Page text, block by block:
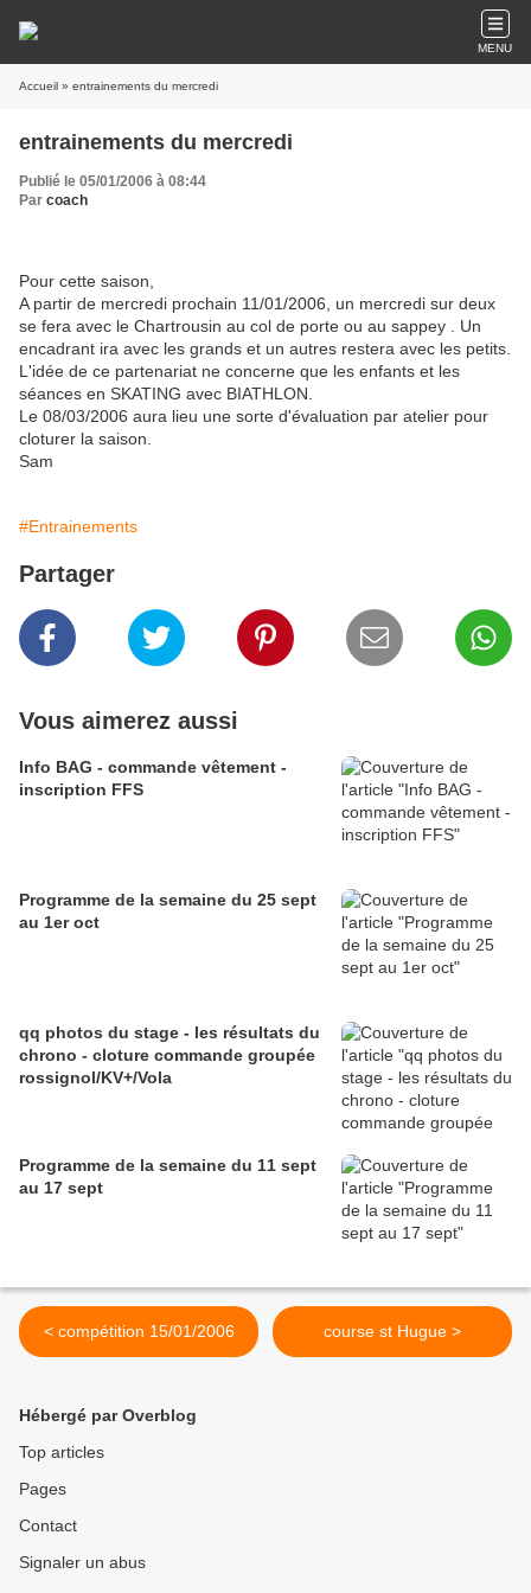
MENU
Accueil » entrainements du mercredi
entrainements du mercredi
Publié le 05/01/2006 à 08:44
Par coach
Pour cette saison,
A partir de mercredi prochain 11/01/2006, un mercredi sur deux
se fera avec le Chartrousin au col de porte ou au sappey . Un
encadrant ira avec les grands et un autres restera avec les petits.
L'idée de ce partenariat ne concerne que les enfants et les
séances en SKATING avec BIATHLON.
Le 08/03/2006 aura lieu une sorte d'évaluation par atelier pour
cloturer la saison.
Sam
#Entrainements
Partager
Vous aimerez aussi
Info BAG - commande vêtement -
inscription FFS
Programme de la semaine du 25 sept
au 1er oct
qq photos du stage - les résultats du
chrono - cloture commande groupée
rossignol/KV+/Vola
Programme de la semaine du 11 sept
au 17 sept
< compétition 15/01/2006 course st Hugue >
Hébergé par Overblog
Top articles
Pages
Contact
Signaler un abus